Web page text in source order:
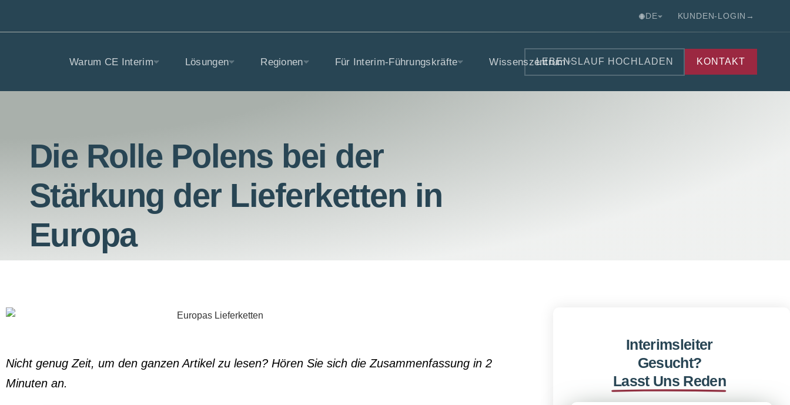
DE KUNDEN-LOGIN →
Warum CE Interim Lösungen Regionen Für Interim-Führungskräfte WissenszentrumLEBENSLAUF HOCHLADEN KONTAKT
Die Rolle Polens bei der
Stärkung der Lieferketten in
Europa
Nicht genug Zeit, um den ganzen Artikel zu lesen? Hören Sie sich die Zusammenfassung in 2
Minuten an.
Interimsleiter
Gesucht?
Lasst Uns Reden